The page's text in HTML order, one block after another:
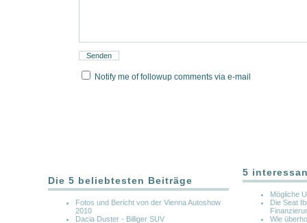
Notify me of followup comments via e-mail
Die 5 beliebtesten Beiträge
Fotos und Bericht von der Vienna Autoshow
2010
Dacia Duster - Billiger SUV
5
Mögliche
Die Seat
Wie